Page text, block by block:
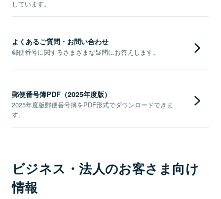
しています。
よくあるご質問・お問い合わせ
郵便番号に関するさまざまな疑問にお答えします。
郵便番号簿PDF（2025年度版）
2025年度版郵便番号簿をPDF形式でダウンロードできま
す。
ビジネス・法人のお客さま向け
情報